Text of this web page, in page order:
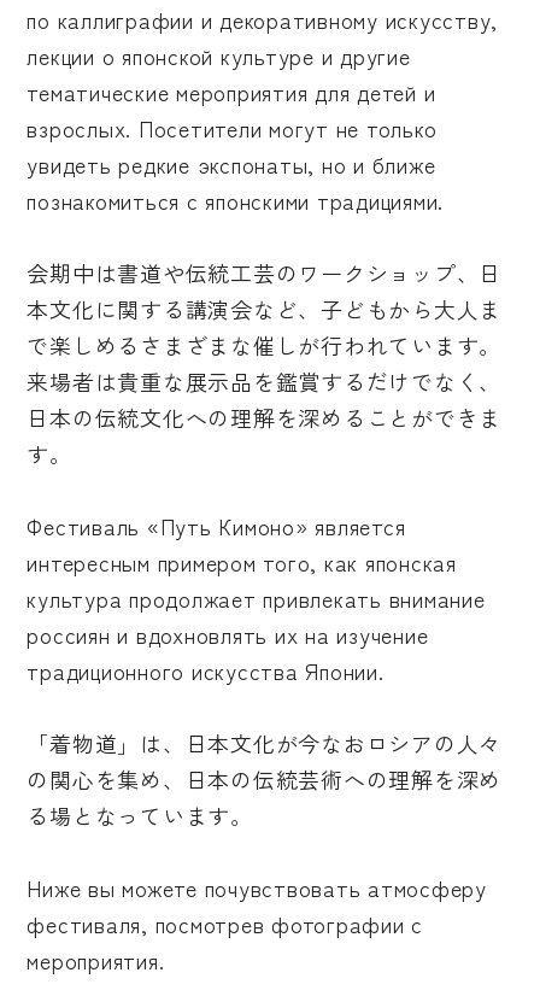
по каллиграфии и декоративному искусству,
лекции о японской культуре и другие
тематические мероприятия для детей и
взрослых. Посетители могут не только
увидеть редкие экспонаты, но и ближе
познакомиться с японскими традициями.
会期中は書道や伝統工芸のワークショップ、日
本文化に関する講演会など、子どもから大人ま
で楽しめるさまざまな催しが行われています。
来場者は貴重な展示品を鑑賞するだけでなく、
日本の伝統文化への理解を深めることができま
す。
Фестиваль «Путь Кимоно» является
интересным примером того, как японская
культура продолжает привлекать внимание
россиян и вдохновлять их на изучение
традиционного искусства Японии.
「着物道」は、日本文化が今なおロシアの人々
の関心を集め、日本の伝統芸術への理解を深め
る場となっています。
Ниже вы можете почувствовать атмосферу
фестиваля, посмотрев фотографии с
мероприятия.